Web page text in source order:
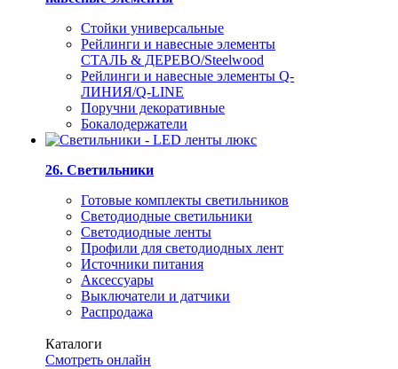
Стойки универсальные
Рейлинги и навесные элементы
СТАЛЬ & ДЕРЕВО/Steelwood
Рейлинги и навесные элементы Q-
ЛИНИЯ/Q-LINE
Поручни декоративные
Бокалодержатели
26. Светильники
Готовые комплекты светильников
Светодиодные светильники
Светодиодные ленты
Профили для светодиодных лент
Источники питания
Аксессуары
Выключатели и датчики
Распродажа
Каталоги
Смотреть онлайн